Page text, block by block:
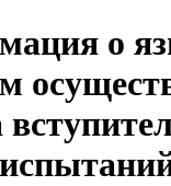
о